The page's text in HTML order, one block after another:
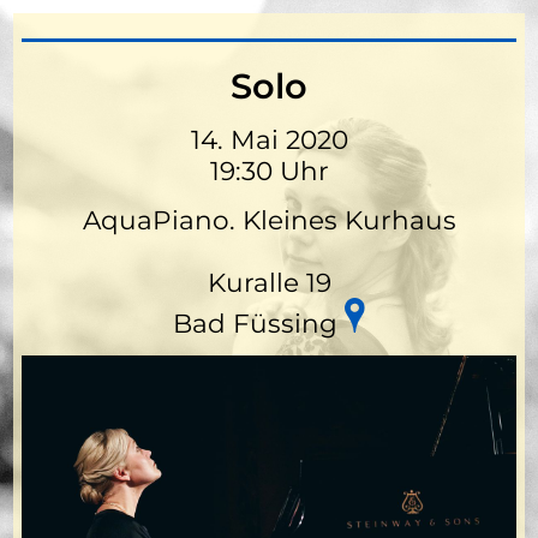
Solo
14. Mai 2020
19:30 Uhr
AquaPiano. Kleines Kurhaus
Kuralle 19
Bad Füssing